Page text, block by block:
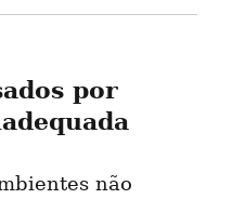
por
não